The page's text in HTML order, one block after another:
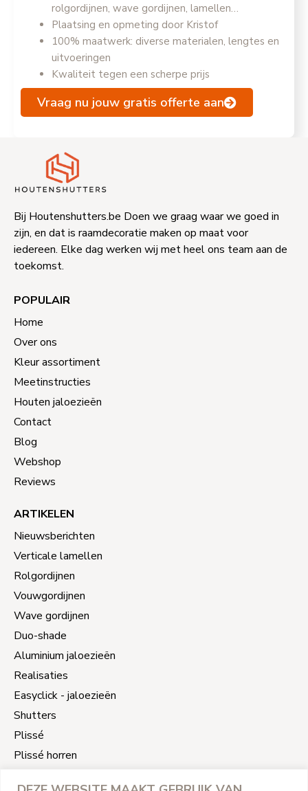
rolgordijnen, wave gordijnen, lamellen…
Plaatsing en opmeting door Kristof
100% maatwerk: diverse materialen, lengtes en
uitvoeringen
Kwaliteit tegen een scherpe prijs
Vraag nu jouw gratis offerte aan
Bij Houtenshutters.be Doen we graag waar we goed in
zijn, en dat is raamdecoratie maken op maat voor
iedereen. Elke dag werken wij met heel ons team aan de
toekomst.
POPULAIR
Home
Over ons
Kleur assortiment
Meetinstructies
Houten jaloezieën
Contact
Blog
Webshop
Reviews
ARTIKELEN
Nieuwsberichten
Verticale lamellen
Rolgordijnen
Vouwgordijnen
Wave gordijnen
Duo-shade
Aluminium jaloezieën
Realisaties
Easyclick - jaloezieën
Shutters
Plissé
Plissé horren